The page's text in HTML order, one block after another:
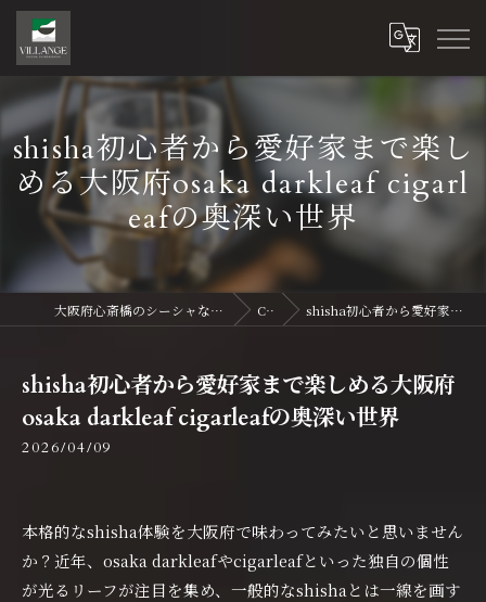
shisha初心者から愛好家まで楽し
める大阪府osaka darkleaf cigarl
eafの奥深い世界
大阪府心斎橋のシーシャならVillange Shisha Shinsaibasi〜ヴィランジュ シーシャ 心斎橋 Column shisha初心者から愛好家まで楽しめる大阪府osaka darkleaf cigarleafの奥深い世界
shisha初心者から愛好家まで楽しめる大阪府
osaka darkleaf cigarleafの奥深い世界
2026/04/09
本格的なshisha体験を大阪府で味わってみたいと思いません
か？近年、osaka darkleafやcigarleafといった独自の個性
が光るリーフが注目を集め、一般的なshishaとは一線を画す